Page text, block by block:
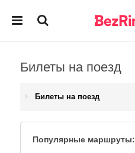
Билеты на поезд
Билеты на поезд
Популярные маршруты: